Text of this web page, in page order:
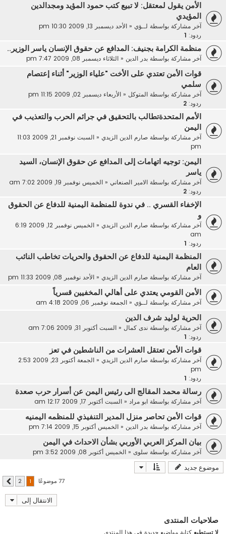
الأمن يقول لمعتقل: لا تبيع كتب حمود المؤيد ومجدالدين
المؤيدي
آخر مشاركة بواسطة لــؤي« الأحد ديسمبر 13, 2009 10:30 pm
ردود:
منظمة الكرامة بجنيف: المدافع عن حقوق الإنسان ياسر الوزير..
آخر مشاركة بواسطة بدر الدين« الثلاثاء ديسمبر 08, 2009 7:47 pm
قوات الأمن تعتدي على الأخت "علياء الوزير" أثناء إعتصام
سلمي
آخر مشاركة بواسطة المتوكل « الأربعاء ديسمبر 02, 2009 11:15 pm
ردود: 2
الأمم المتحدةتطالب بالتحقيق في جرائم الحرب والتعذيب في
اليمن
آخر مشاركة بواسطة صارم الدين الزيدي«
السبت نوفمبر 21, 2009 11:03
pm
اليمن: توجيه اتهامات إلى المدافع عن حقوق الإنسان، السيد
ياسر
آخر مشاركة بواسطة الامير الصنعاني « الخميس نوفمبر 19, 2009 7:02 am
ردود: 2
الإخفاء القسري .. في ندوة للمنظمة اليمنية للدفاع عن الحقوق
و
آخر مشاركة بواسطة صارم الدين الزيدي«
الخميس نوفمبر 12, 2009 6:19
am
ردود:
المنظمة اليمنية للدفاع عن الحقوق والحريات تخاطب النائب
العام
آخر مشاركة بواسطة صارم الدين الزيدي« الأحد نوفمبر 08, 2009 11:33 pm
الأمن القومي يعتدي على أهالي المخفيين قسرياً
آخر مشاركة بواسطة لــؤي« الجمعة نوفمبر 06, 2009 4:18 am
الحرية لوليد شرف الدين
آخر مشاركة بواسطة ندى كمال « السبت أكتوبر 31, 2009 7:06 am
ردود:
قوات الأمن تعتقل العشرات من الناشطين في تعز
آخر مشاركة بواسطة صارم الدين الزيدي«
الجمعة أكتوبر 23, 2009 2:53
pm
ردود:
رسالة محمد المقالج الى رئيس اليمن عن أسرار حرب صعدة
آخر مشاركة بواسطة ابو مراد« السبت أكتوبر 17, 2009 12:17 am
قوات الأمن تحاصر منزل المدير التنفيذي للمنظمه اليمنيه
آخر مشاركة بواسطة بدر الدين« الخميس أكتوبر 15, 2009 7:14 pm
بيان المركز العربي الأوربي بشأن الاحداث في اليمن‎
آخر مشاركة بواسطة سلوى« الخميس أكتوبر 08, 2009 3:52 pm
موضوع جديد
77 موضوعًا 2 التالي
الانتقال إلى
صلاحيات المنتدى
لا تستطيعكتابة مواضيع جديدة في هذا المنتدى